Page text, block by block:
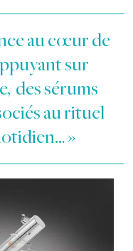
au cœur de
sur
des sérums
au rituel
»